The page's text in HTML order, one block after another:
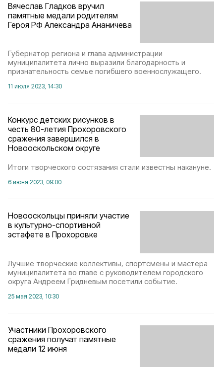
Вячеслав Гладков вручил
памятные медали родителям
Героя РФ Александра Ананичева
Губернатор региона и глава администрации
муниципалитета лично выразили благодарность и
признательность семье погибшего военнослужащего.
11 июля 2023, 14:30
Конкурс детских рисунков в
честь 80-летия Прохоровского
сражения завершился в
Новооскольском округе
Итоги творческого состязания стали известны накануне.
6 июня 2023, 09:00
Новооскольцы приняли участие
в культурно-спортивной
эстафете в Прохоровке
Лучшие творческие коллективы, спортсмены и мастера
муниципалитета во главе с руководителем городского
округа Андреем Гридневым посетили событие.
25 мая 2023, 10:30
Участники Прохоровского
сражения получат памятные
медали 12 июня